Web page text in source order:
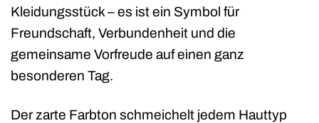
Kleidungsstück – es ist ein Symbol für
Freundschaft, Verbundenheit und die
gemeinsame Vorfreude auf einen ganz
besonderen Tag.
Der zarte Farbton schmeichelt jedem Hauttyp